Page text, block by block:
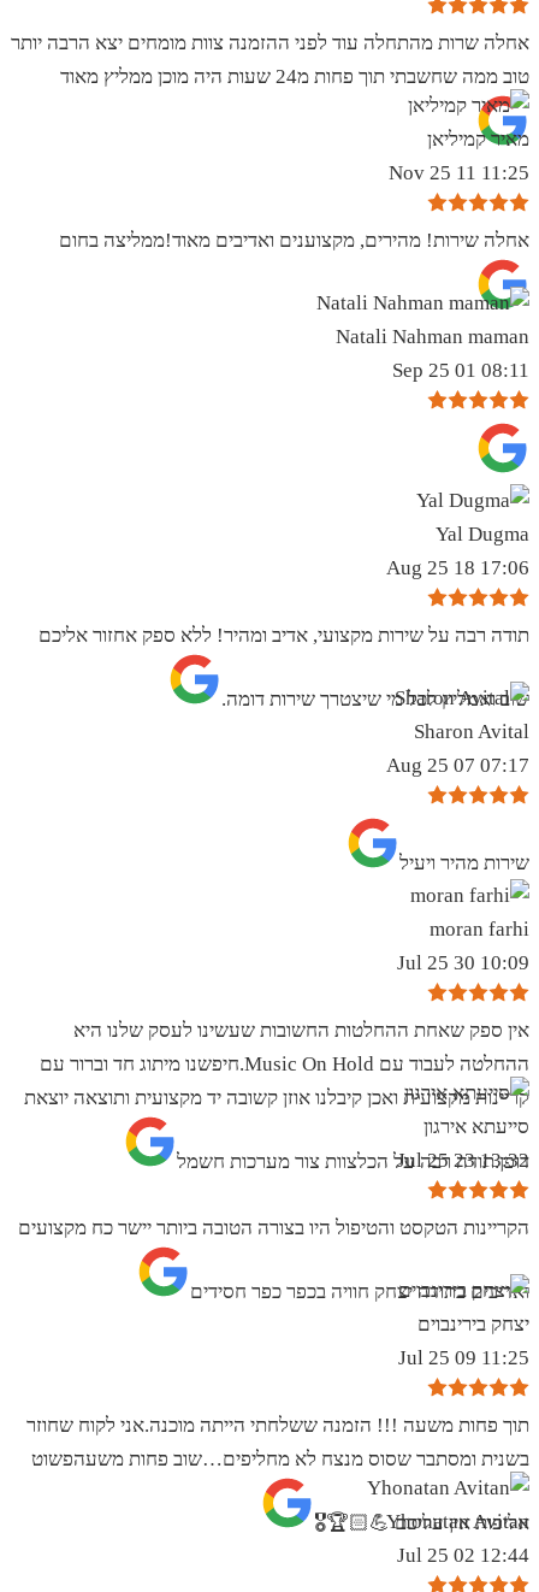
אחלה שרות מהתחלה עוד לפני ההזמנה צוות מומחים יצא הרבה יותר
טוב ממה שחשבתי תוך פחות מ24 שעות היה מוכן ממליץ מאוד
מאיר קמיליאן
11:25 11 Nov 25
אחלה שירות! מהירים, מקצוענים ואדיבים מאוד!ממליצה בחום
Natali Nahman maman
08:11 01 Sep 25
Yal Dugma
17:06 18 Aug 25
תודה רבה על שירות מקצועי, אדיב ומהיר! ללא ספק אחזור אליכם
שוב ואמליץ לכל מי שיצטרך שירות דומה.
Sharon Avital
07:17 07 Aug 25
שירות מהיר ויעיל
moran farhi
10:09 30 Jul 25
אין ספק שאחת ההחלטות החשובות שעשינו לעסק שלנו היא
ההחלטה לעבוד עם Music On Hold.חיפשנו מיתוג חד וברור עם
קריינות מקצועית ואכן קיבלנו אוזן קשובה יד מקצועית ותוצאה יוצאת
דופן.תודה רבה על הכלצוות צור מערכות חשמל
סייעתא אירגון
13:32 23 Jul 25
הקריינות הטקסט והטיפול היו בצורה הטובה ביותר יישר כח מקצועים
ואדיבים בתודה יצחק חוויה בכפר כפר חסידים
יצחק בירינבוים
11:25 09 Jul 25
תוך פחות משעה !!! הזמנה ששלחתי הייתה מוכנה.אני לקוח שחוזר
בשנית ומסתבר שסוס מנצח לא מחליפים…שוב פחות משעהפשוט
אליפות אין עליכם 💪🏻🏆🎖
Yhonatan Avitan
12:44 02 Jul 25